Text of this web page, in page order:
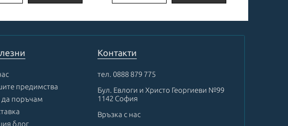
предимства
да поръчам
блог
Контакти
тел. 0888 879 775
Бул. Евлоги и Христо Георгиеви №99
1142 София
Връзка с нас